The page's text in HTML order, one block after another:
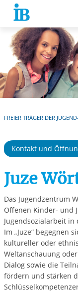
Springe zum Inhalt
FREIER TRÄGER DER
Kontakt und
Juze
Das Jugendzentrum
Offenen Kinder- und
Jugendsozialarbeit in
Im „Juze“ begegnen
kultureller oder
Weltanschauung
Dialog sowie die
fördern und stärken